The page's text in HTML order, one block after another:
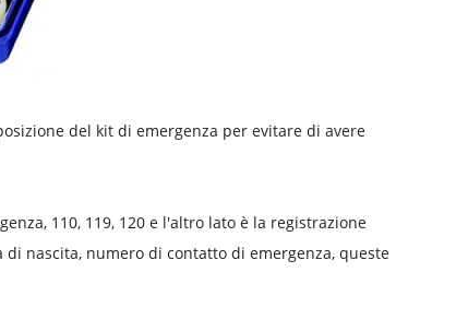
del kit di emergenza per evitare di avere
110, 119, 120 e l'altro lato è la registrazione
nascita, numero di contatto di emergenza, queste